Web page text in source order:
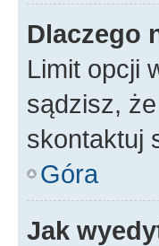
Dlaczego
Limit opcji
sądzisz,
skontaktuj
Góra
Jak